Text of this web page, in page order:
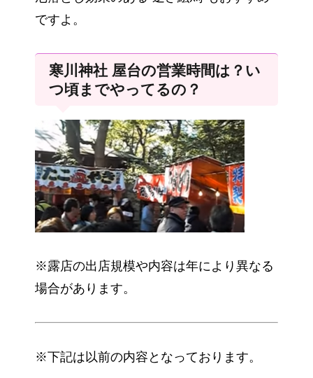
ですよ。
寒川神社 屋台の営業時間は？い
つ頃までやってるの？
※露店の出店規模や内容は年により異なる
場合があります。
※下記は以前の内容となっております。